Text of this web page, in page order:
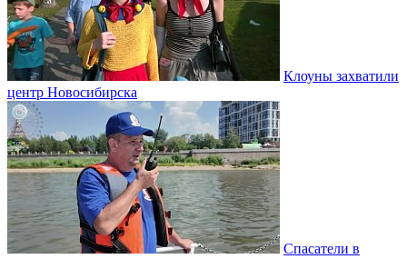
Клоуны захватили
центр Новосибирска
Спасатели в